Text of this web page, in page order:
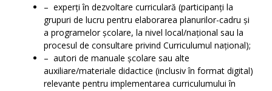
– experți în dezvoltare curriculară (participanți la
grupuri de lucru pentru elaborarea planurilor-cadru și
a programelor școlare, la nivel local/național sau la
procesul de consultare privind Curriculumul național);
– autori de manuale școlare sau alte
auxiliare/materiale didactice (inclusiv în format digital)
relevante pentru implementarea curriculumului în